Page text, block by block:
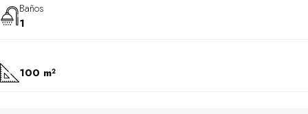
Baños
1
100 m²